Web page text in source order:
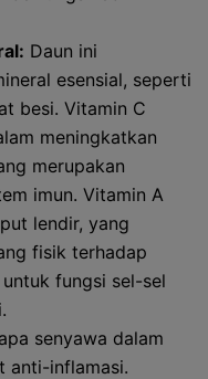
Daun ini
esensial, seperti
besi. Vitamin C
meningkatkan
merupakan
imun. Vitamin A
lendir, yang
fisik terhadap
fungsi sel-sel
senyawa dalam
anti-inflamasi.